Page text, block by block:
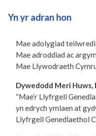
Mae adolygiad
Mae adroddiad ac
Mae Llywodraeth
Dywedodd Meri
“Mae’r Llyfrgell
yn edrych ymlaen at
Llyfrgell Genedlaethol
Yn yr adran hon